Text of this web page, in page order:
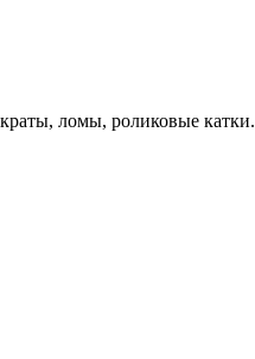
ломы, роликовые катки.